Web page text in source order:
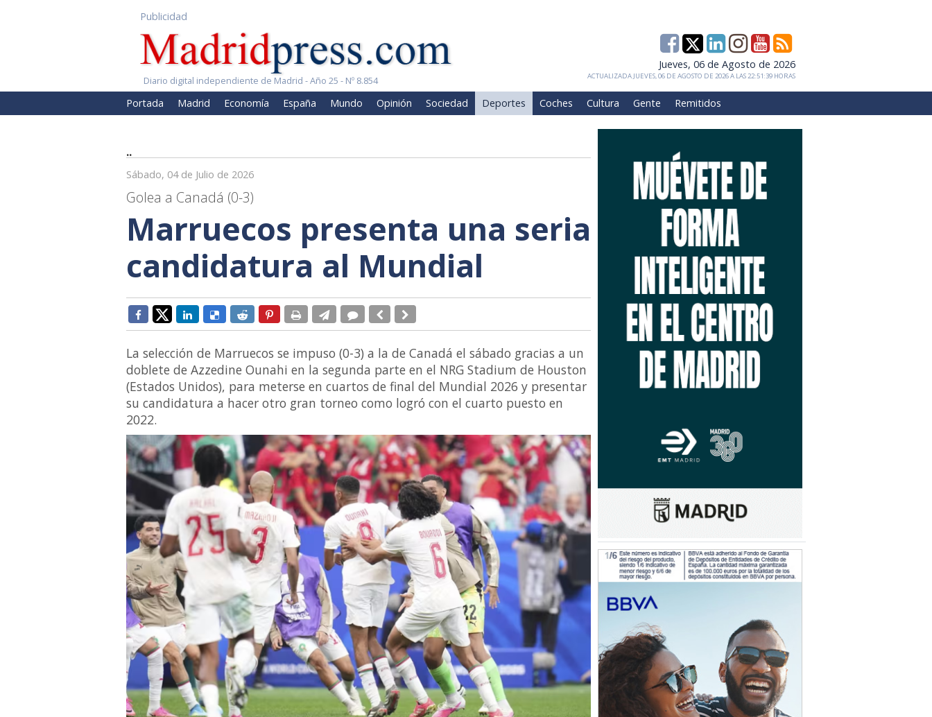
Publicidad
Diario digital independiente de Madrid - Año 25 - Nº 8.854
Jueves, 06 de Agosto de 2026
ACTUALIZADA JUEVES, 06 DE AGOSTO DE 2026 A LAS 22:51:39 HORAS
Portada Madrid Economía España Mundo Opinión Sociedad Deportes Coches Cultura Gente Remitidos
..
Sábado, 04 de Julio de 2026
Golea a Canadá (0-3)
Marruecos presenta una seria
candidatura al Mundial
La selección de Marruecos se impuso (0-3) a la de Canadá el sábado gracias a un
doblete de Azzedine Ounahi en la segunda parte en el NRG Stadium de Houston
(Estados Unidos), para meterse en cuartos de final del Mundial 2026 y presentar
su candidatura a hacer otro gran torneo como logró con el cuarto puesto en
2022.